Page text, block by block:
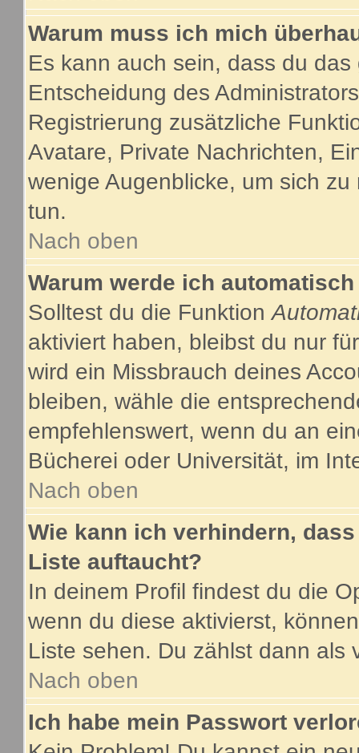
Warum muss ich mich
Es kann auch sein, dass du
Entscheidung des
Registrierung zusätzliche
Avatare, Private Nachrichten,
wenige Augenblicke, um sich
tun.
Nach oben
Warum werde ich
Solltest du die Funktion
aktiviert haben, bleibst du nur
wird ein Missbrauch deines
bleiben, wähle die
empfehlenswert, wenn du an
Bücherei oder Universität, im
Nach oben
Wie kann ich verhindern,
Liste auftaucht?
In deinem Profil findest du die
wenn du diese aktivierst,
Liste sehen. Du zählst dann als
Nach oben
Ich habe mein Passwort